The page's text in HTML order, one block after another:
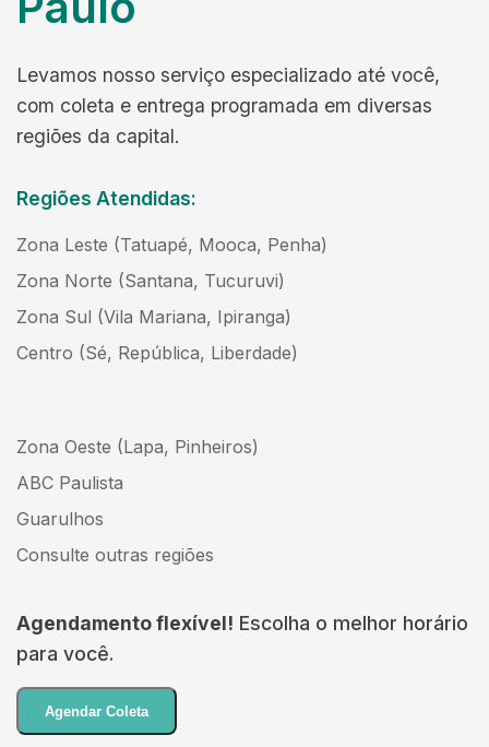
Levamos nosso serviço especializado até você,
com coleta e entrega programada em diversas
regiões da capital.
Regiões Atendidas:
Zona Leste (Tatuapé, Mooca, Penha)
Zona Norte (Santana, Tucuruvi)
Zona Sul (Vila Mariana, Ipiranga)
Centro (Sé, República, Liberdade)
Zona Oeste (Lapa, Pinheiros)
ABC Paulista
Guarulhos
Consulte outras regiões
Agendamento flexível! Escolha o melhor horário
para você.
Agendar Coleta